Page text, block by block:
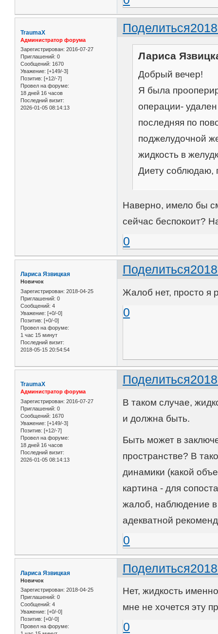
Поделиться
TraumaX
Администратор форума
Зарегистрирован: 2016-07-27
Приглашений: 0
Сообщений: 1670
Уважение: [+149/-3]
Позитив: [+12/-7]
Провел на форуме:
18 дней 16 часов
Последний визит:
2026-01-05 08:14:13
Лариса
Добрый вечер!
Я была
операции-
последняя по
поджелудочной
жидкость в
Диету соблюдаю,
Наверно, имело бы
сейчас беспокоит?
0
Поделиться
Лариса Язвицкая
Новичок
Зарегистрирован: 2018-04-25
Приглашений: 0
Сообщений: 4
Уважение: [+0/-0]
Позитив: [+0/-0]
Провел на форуме:
1 час 15 минут
Последний визит:
2018-05-15 20:54:54
Жалоб нет, просто я
0
Поделиться
TraumaX
Администратор форума
Зарегистрирован: 2016-07-27
Приглашений: 0
Сообщений: 1670
Уважение: [+149/-3]
Позитив: [+12/-7]
Провел на форуме:
18 дней 16 часов
Последний визит:
2026-01-05 08:14:13
В таком случае,
и должна быть.
Быть может в
пространстве? В
динамики (какой
картина - для
жалоб, наблюдение
адекватной
0
Поделиться
Лариса Язвицкая
Новичок
Зарегистрирован: 2018-04-25
Приглашений: 0
Сообщений: 4
Уважение: [+0/-0]
Позитив: [+0/-0]
Провел на форуме:
Нет, жидкость
мне не хочется эту
0